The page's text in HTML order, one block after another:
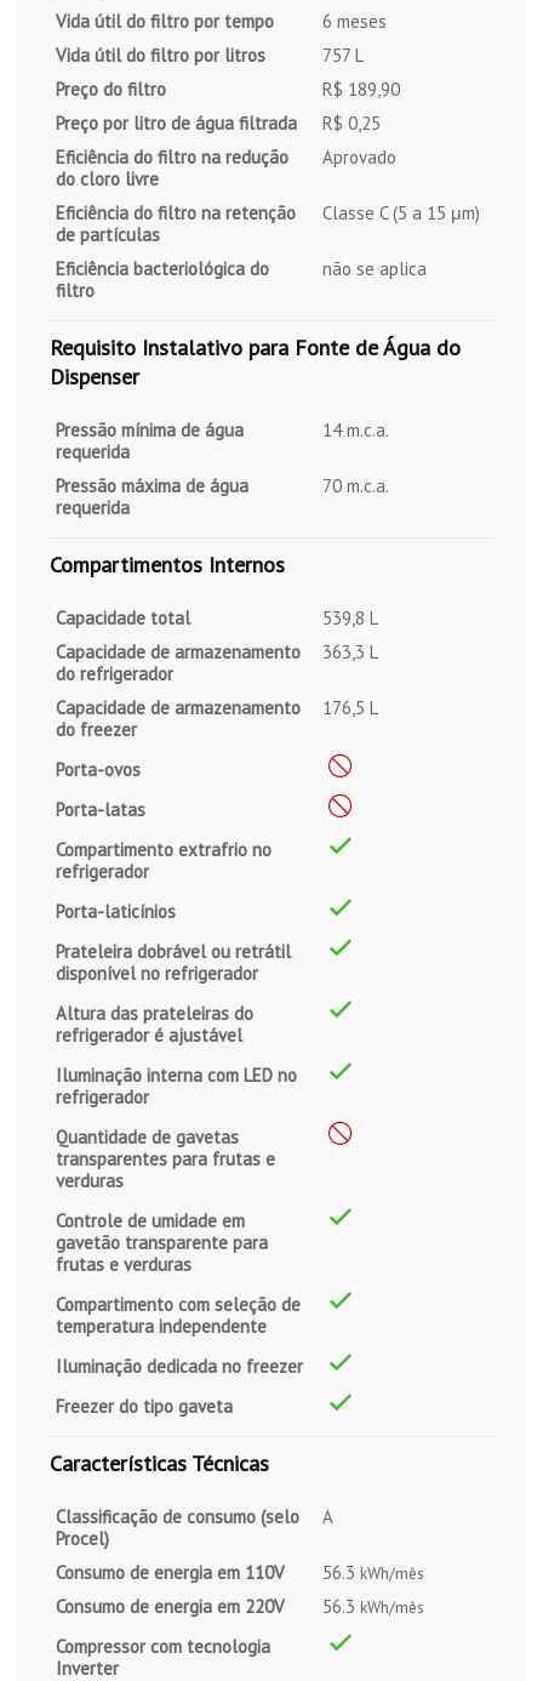
Vida útil do filtro por tempo
6 meses
Vida útil do filtro por litros
757 L
Preço do filtro
R$ 189,90
Preço por litro de água filtrada
R$ 0,25
Eficiência do filtro na redução
do cloro livre
Aprovado
Eficiência do filtro na retenção
de partículas
Classe C (5 a 15 μm)
Eficiência bacteriológica do
filtro
não se aplica
Requisito Instalativo para Fonte de Água do
Dispenser
Pressão mínima de água
requerida
14 m.c.a.
Pressão máxima de água
requerida
70 m.c.a.
Compartimentos Internos
Capacidade total
539,8 L
Capacidade de armazenamento
do refrigerador
363,3 L
Capacidade de armazenamento
do freezer
176,5 L
Porta-ovos
Porta-latas
Compartimento extrafrio no
refrigerador
Porta-laticínios
Prateleira dobrável ou retrátil
disponível no refrigerador
Altura das prateleiras do
refrigerador é ajustável
Iluminação interna com LED no
refrigerador
Quantidade de gavetas
transparentes para frutas e
verduras
Controle de umidade em
gavetão transparente para
frutas e verduras
Compartimento com seleção de
temperatura independente
Iluminação dedicada no freezer
Freezer do tipo gaveta
Características Técnicas
Classificação de consumo (selo
Procel)
A
Consumo de energia em 110V 56.3 kWh/mês
Consumo de energia em 220V 56.3 kWh/mês
Compressor com tecnologia
Inverter